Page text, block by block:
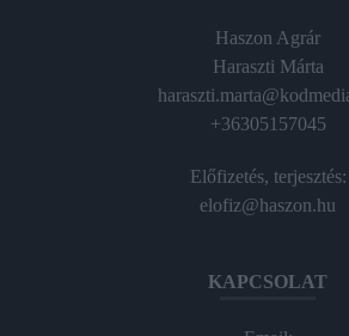
Haszon Agrár
Haraszti Márta
+36305157045
Előfizetés, terjesztés:
elofiz@haszon.hu
KAPCSOLAT